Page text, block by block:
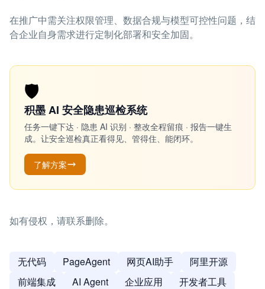
在推广中需关注权限管理、数据合规与模型可控性问题，结
合企业自身需求进行定制化部署和安全加固。
🛡️
积墨 AI 安全隐患巡检系统
任务一键下达 · 隐患 AI 识别 · 整改全程留痕 · 报告一键生
成。让安全巡检真正看得见、管得住、能闭环。
了解方案
如有侵权，请联系删除。
无代码 PageAgent 网页AI助手
阿里开源
前端集成
AI Agent 企业应用
开发者工具